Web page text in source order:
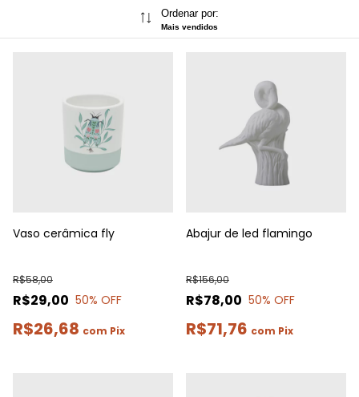
Ordenar por:
Mais vendidos
Vaso cerâmica fly
R$29,00
R$58,00
50% OFF
R$26,68 com Pix
Abajur de led flamingo
R$78,00
R$156,00
50% OFF
R$71,76 com Pix